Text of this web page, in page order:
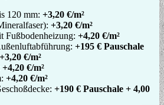
120 mm: +3,20 €/m²
+3,20 €/m²
Fußbodenheizung: +4,20 €/m²
+195 € Pauschale
+3,20 €/m²
+4,20 €/m²
+4,20 €/m²
+190 € Pauschale + 4,00